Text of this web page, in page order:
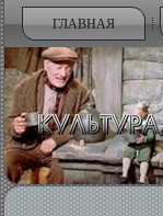
ГЛАВНАЯ